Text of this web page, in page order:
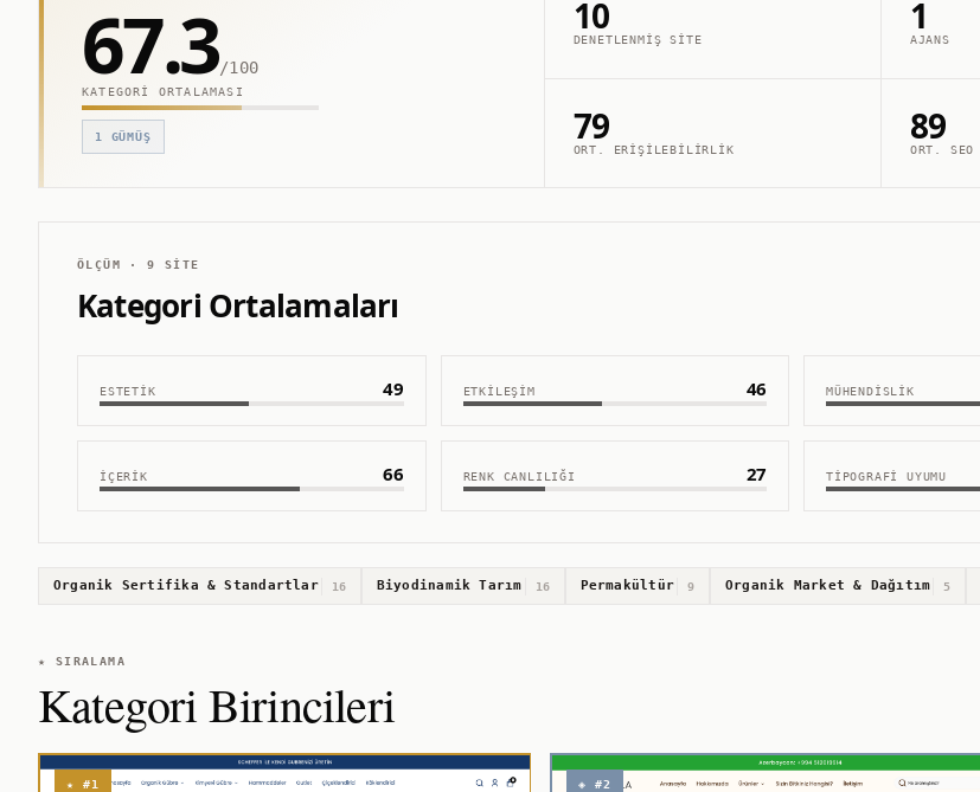
67.3/100
KATEGORI ORTALAMASI
1 GÜMÜŞ
10
DENETLENMIŞ SITE
1
AJANS
79
ORT. ERIŞILEBILIRLIK
89
ORT. SEO
ÖLÇÜM ·9 SITE
Kategori Ortalamaları
ESTETIK 49 ETKILEŞIM 46 MÜHENDISLIK
İÇERIK 66 RENK CANLILIĞI 27 TIPOGRAFI UYUMU
Organik Sertifika & Standartlar 16 Biyodinamik Tarım 16 Permakültür 9 Organik Market & Dağıtım 5
★ SIRALAMA
Kategori Birincileri
★ #1 ◈ #2